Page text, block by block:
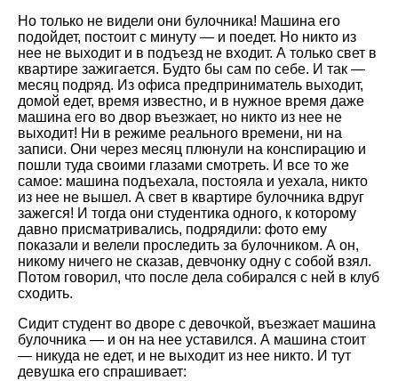
Но только не видели они булочника! Машина его
подойдет, постоит с минуту — и поедет. Но никто из
нее не выходит и в подъезд не входит. А только свет в
квартире зажигается. Будто бы сам по себе. И так —
месяц подряд. Из офиса предприниматель выходит,
домой едет, время известно, и в нужное время даже
машина его во двор въезжает, но никто из нее не
выходит! Ни в режиме реального времени, ни на
записи. Они через месяц плюнули на конспирацию и
пошли туда своими глазами смотреть. И все то же
самое: машина подъехала, постояла и уехала, никто
из нее не вышел. А свет в квартире булочника вдруг
зажегся! И тогда они студентика одного, к которому
давно присматривались, подрядили: фото ему
показали и велели проследить за булочником. А он,
никому ничего не сказав, девчонку одну с собой взял.
Потом говорил, что после дела собирался с ней в клуб
сходить.
Сидит студент во дворе с девочкой, въезжает машина
булочника — и он на нее уставился. А машина стоит
— никуда не едет, и не выходит из нее никто. И тут
девушка его спрашивает: